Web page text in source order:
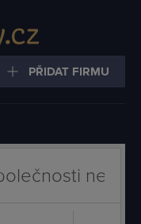
PŘIDAT FIRMU